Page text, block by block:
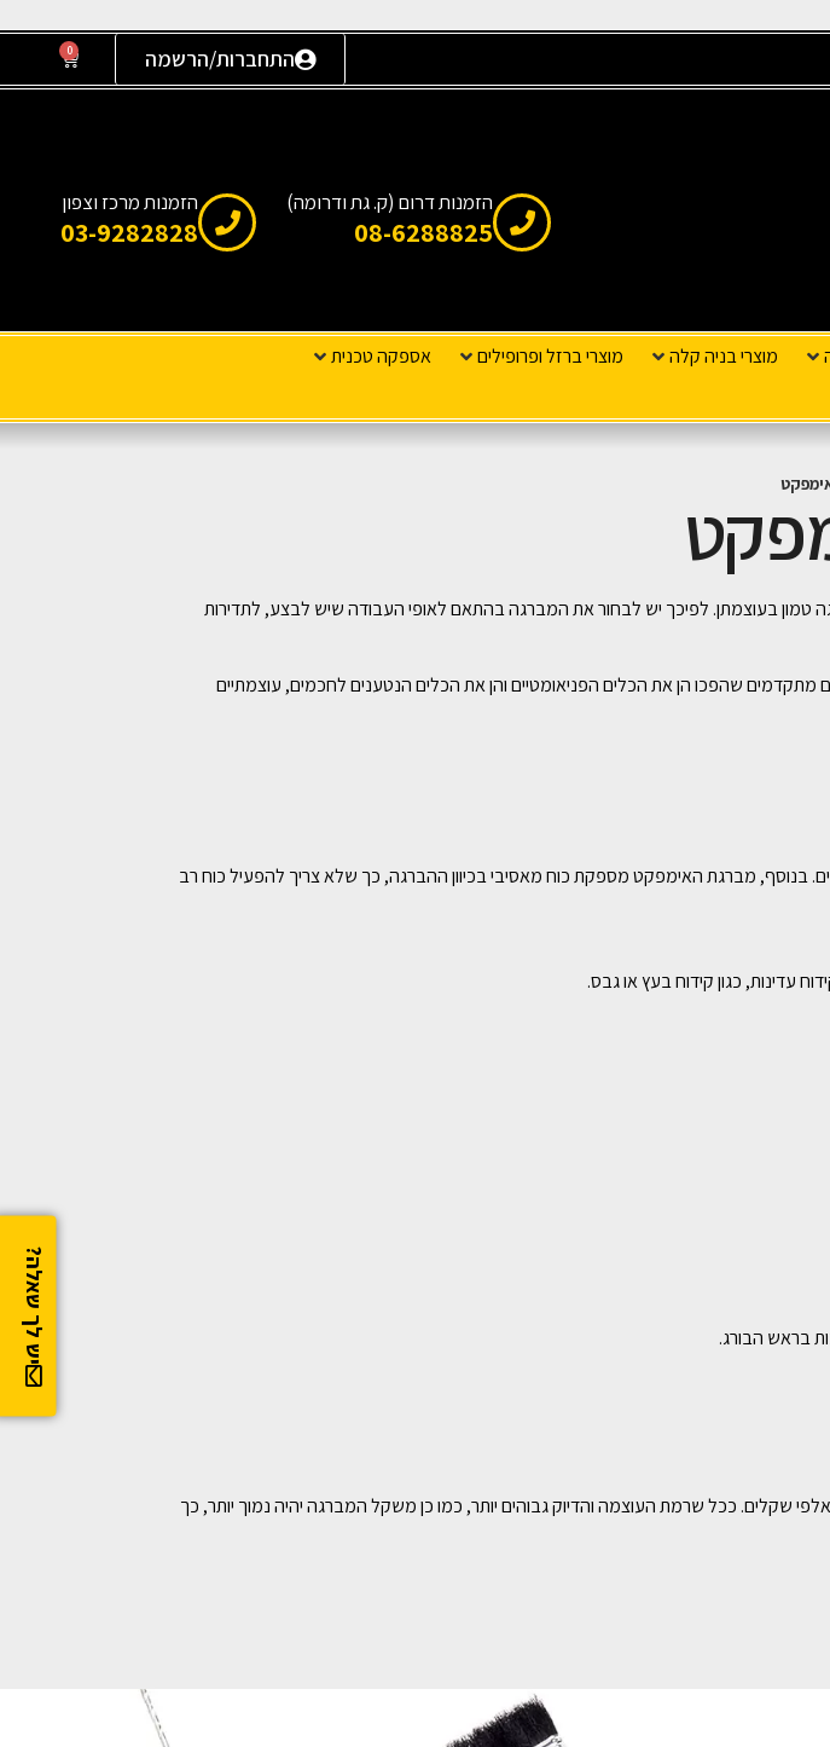
התחברות/הרשמה 0
יש לך שאלה?
הזמנות דרום (ק. גת ודרומה)
08-6288825
הזמנות מרכז וצפון
03-9282828
מוצרי בניה קלה מוצרי ברזל ופרופילים
אספקה טכנית
טמון בעוצמתן. לפיכך יש לבחור את המברגה בהתאם לאופי העבודה שיש לבצע, לתדירות
שהפכו הן את הכלים הפניאומטיים והן את הכלים הנטענים לחכמים, עוצמתיים
בנוסף, מברגת האימפקט מספקת כוח מאסיבי בכיוון ההברגה, כך שלא צריך להפעיל כוח רב
עדינות, כגון קידוח בעץ או גבס.
בראש הבורג.
שקלים. ככל שרמת העוצמה והדיוק גבוהים יותר, כמו כן משקל המברגה יהיה נמוך יותר, כך